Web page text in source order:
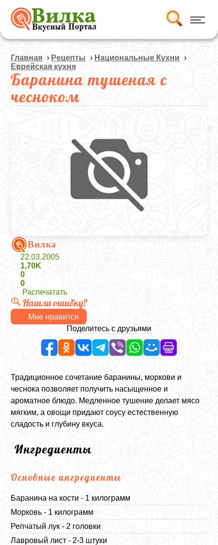
Главная › Рецепты › Национальные Кухни ›
Еврейская кухня
Баранина тушеная с
чесноком
Вилка
22.03.2005
1,70K
0
0
Распечатать
Нашли ошибку?
Мне нравится
Поделитесь с друзьями
Традиционное сочетание баранины, моркови и
чеснока позволяет получить насыщенное и
ароматное блюдо. Медленное тушение делает мясо
мягким, а овощи придают соусу естественную
сладость и глубину вкуса.
Ингредиенты
Основные ингредиенты
Баранина на кости - 1 килограмм
Морковь - 1 килограмм
Репчатый лук - 2 головки
Лавровый лист - 2-3 штуки